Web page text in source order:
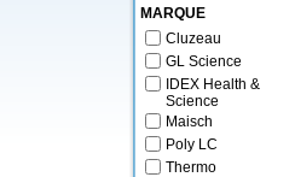
MARQUE
Cluzeau
GL Science
IDEX Health &
Science
Maisch
Poly LC
Thermo